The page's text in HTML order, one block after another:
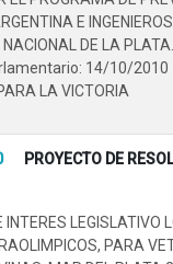
E
NACIONAL DE LA PLATA..
14/10/2010
LA VICTORIA
PROYECTO DE
INTERES LEGISLATIVO
PARA